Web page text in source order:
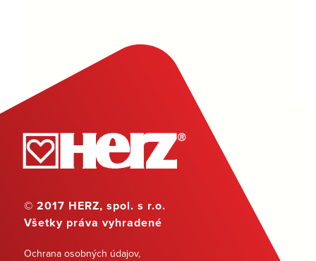
© 2017 HERZ, spol. s r.o.
Všetky práva vyhradené
Ochrana osobných údajov,